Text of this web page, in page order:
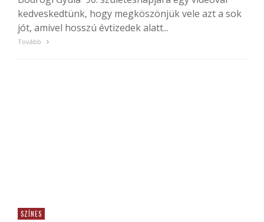
kedveskedtünk, hogy megköszönjük vele azt a sok
jót, amivel hosszú évtizedek alatt...
Tovább
SZÍNES